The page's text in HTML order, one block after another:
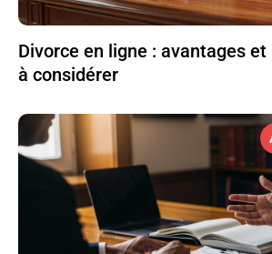
Divorce en ligne : avantages
à considérer